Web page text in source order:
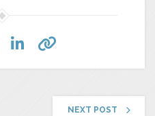
NEXT POST